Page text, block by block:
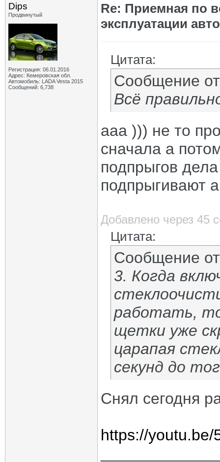
Dips
Продвинутый
Регистрация: 06.01.2016
Адрес: Кемеровская обл.
Автомобиль: LADA Vesta 2015
Сообщений: 6,738
Re: Приемная по
эксплуатации
Цитата:
Сообщение
Всё
ааа ))) не то
сначала а
подпрыгов
подпрыгивают
Добавлено через 45
Цитата:
Сообщение
3. Когда
работать,
щетки уже
царапая
секунд до
Снял сегодня
https://youtu.be/